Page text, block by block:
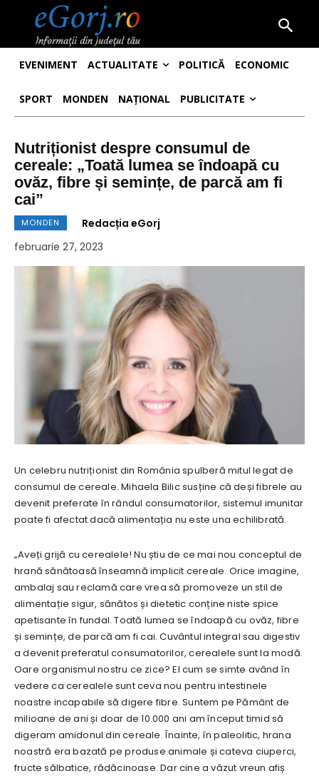
EVENIMENT ACTUALITATE POLITICĂ ECONOMIC
SPORT MONDEN NAȚIONAL PUBLICITATE
Nutriționist despre consumul de
cereale: „Toată lumea se îndoapă cu
ovăz, fibre și semințe, de parcă am fi
cai”
MONDEN
Redacția eGorj
februarie 27, 2023
Un celebru nutriționist din România spulberă mitul legat de
consumul de cereale. Mihaela Bilic susține că deși fibrele au
devenit preferate în rândul consumatorilor, sistemul imunitar
poate fi afectat dacă alimentația nu este una echilibrată.
„Aveți grijă cu cerealele! Nu știu de ce mai nou conceptul de
hrană sănătoasă înseamnă implicit cereale. Orice imagine,
ambalaj sau reclamă care vrea să promoveze un stil de
alimentație sigur, sănătos și dietetic conține niste spice
apetisante în fundal. Toată lumea se îndoapă cu ovăz, fibre
și semințe, de parcă am fi cai. Cuvântul integral sau digestiv
a devenit preferatul consumatorilor, cerealele sunt la modă.
Oare organismul nostru ce zice? El cum se simte având în
vedere ca cerealele sunt ceva nou pentru intestinele
noastre incapabile să digere fibre. Suntem pe Pământ de
milioane de ani și doar de 10.000 ani am început timid să
digeram amidonul din cereale. Înainte, în paleolitic, hrana
noastră era bazată pe produse animale și cateva ciuperci,
fructe sălbatice, rădăcinoase. Dar cine a văzut vreun afiș